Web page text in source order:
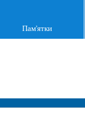
Пам'ятки